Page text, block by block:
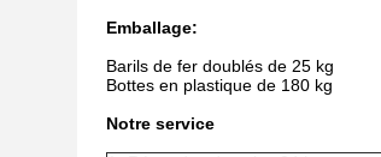
Emballage:
Barils de fer doublés de 25 kg
Bottes en plastique de 180 kg
Notre service